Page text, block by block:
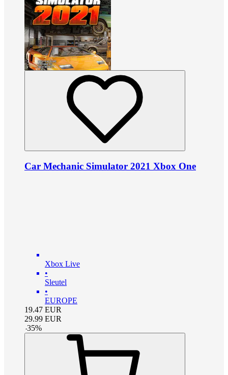
Car Mechanic Simulator 2021 Xbox One
Xbox Live
•
Sleutel
•
EUROPE
19.47 EUR
29.99 EUR
-35%